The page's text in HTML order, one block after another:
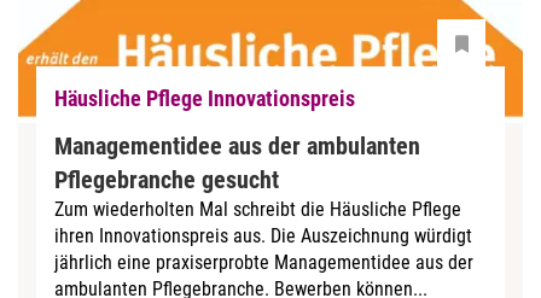
Häusliche Pflege Innovationspreis
Manage­mentidee aus der ambulanten
Pflegebranche gesucht
Zum wiederholten Mal schreibt die Häusliche Pflege
ihren Innovationspreis aus. Die Auszeichnung würdigt
jährlich eine praxis­erprobte Manage­mentidee aus der
ambulanten Pflegebranche. Bewerben können...